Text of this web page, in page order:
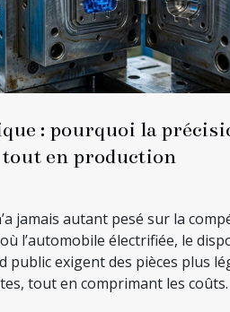
: pourquoi la
tout en production
jamais autant pesé sur la
l’automobile électrifiée, le
public exigent des pièces plus
tout en comprimant les coûts.